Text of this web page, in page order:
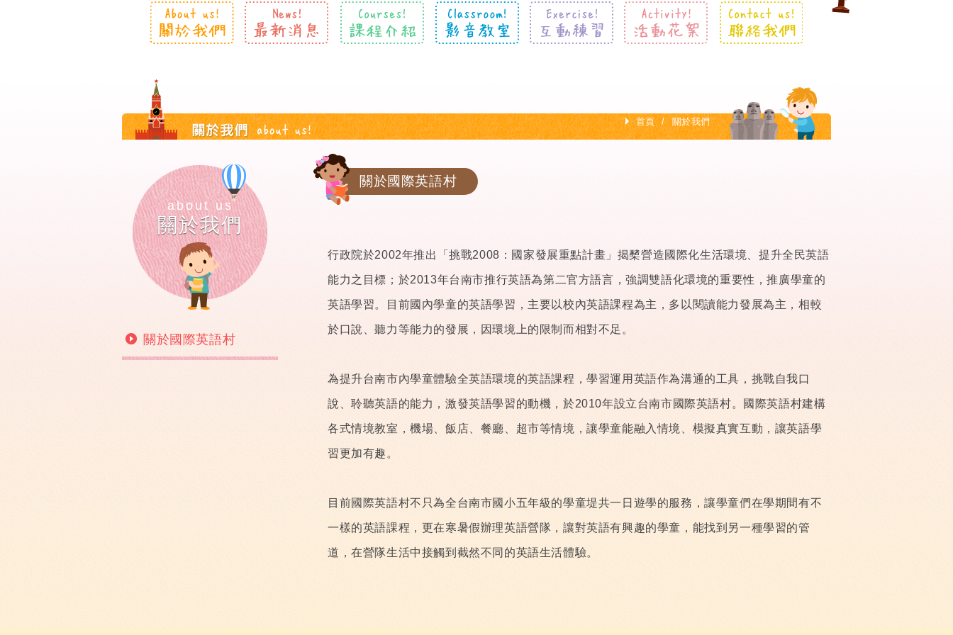
首頁 關於我們
about us
關於我們
關於國際英語村
關於國際英語村
行政院於2002年推出「挑戰2008：國家發展重點計畫」揭櫫營造國際化生活環境、提升全民英語
能力之目標；於2013年台南市推行英語為第二官方語言，強調雙語化環境的重要性，推廣學童的
英語學習。目前國內學童的英語學習，主要以校內英語課程為主，多以閱讀能力發展為主，相較
於口說、聽力等能力的發展，因環境上的限制而相對不足。
為提升台南市內學童體驗全英語環境的英語課程，學習運用英語作為溝通的工具，挑戰自我口
說、聆聽英語的能力，激發英語學習的動機，於2010年設立台南市國際英語村。國際英語村建構
各式情境教室，機場、飯店、餐廳、超市等情境，讓學童能融入情境、模擬真實互動，讓英語學
習更加有趣。
目前國際英語村不只為全台南市國小五年級的學童堤共一日遊學的服務，讓學童們在學期間有不
一樣的英語課程，更在寒暑假辦理英語營隊，讓對英語有興趣的學童，能找到另一種學習的管
道，在營隊生活中接觸到截然不同的英語生活體驗。